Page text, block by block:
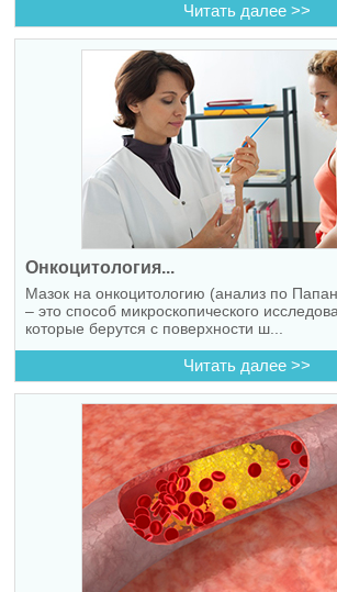
Читать далее >>
Онкоцитология...
Мазок на онкоцитологию (анализ по
– это способ микроскопического
которые берутся с поверхности ш...
Читать далее >>